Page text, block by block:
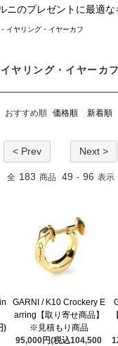
イヤリング・イヤーカフ
ヤリング・イヤーカフ
おすすめ順 価格順 新着順
< Prev Next >
全 183 商品 49 - 96 表示
)
GARNI / K10 Crockery E
arring【取り寄せ商品】
※見積もり商品
95,000円(税込104,500